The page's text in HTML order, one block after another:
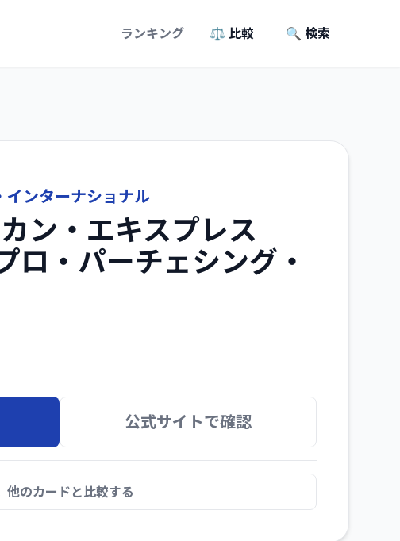
ランキング ⚖️ 比較 🔍 検索
インターナショナル
ン・エキスプレス
ロ・パーチェシング・
公式サイトで確認
他のカードと比較する